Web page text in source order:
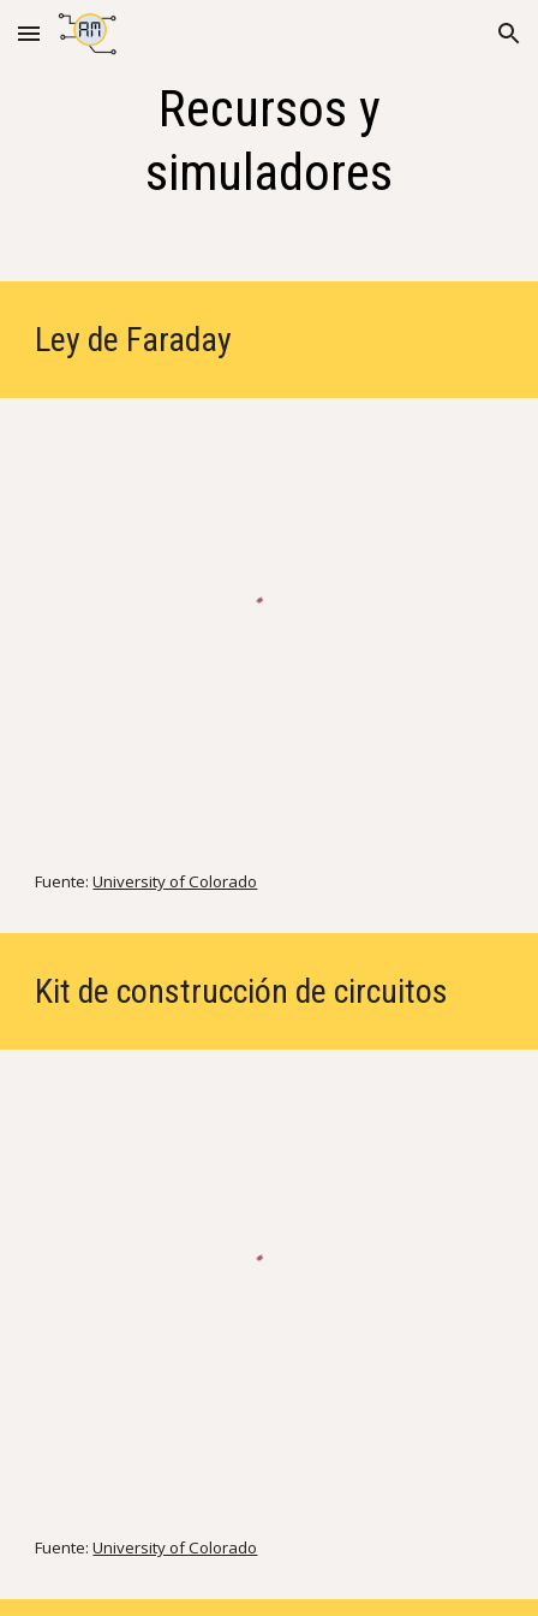
Skip to main content Skip to navigation
Recursos y
simuladores
Ley de Faraday
Fuente:University of Colorado
Kit de construcción de circuitos
Fuente:University of Colorado